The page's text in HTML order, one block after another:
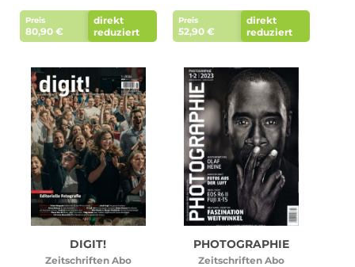
Preis
80,90 €
direkt
reduziert
Preis
52,90 €
direkt
reduziert
DIGIT!
Zeitschriften Abo
PHOTOGRAPHIE
Zeitschriften Abo